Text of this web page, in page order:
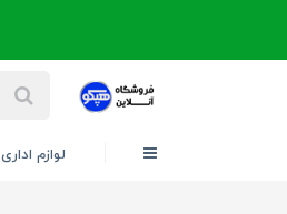
لوازم اداری